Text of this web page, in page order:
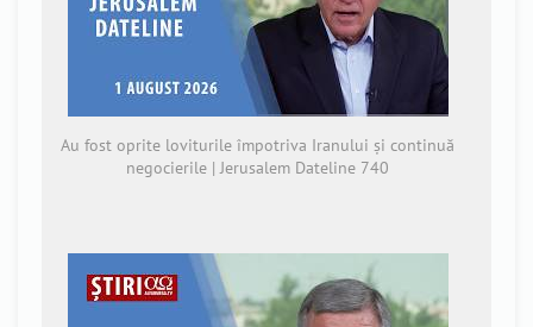
Au fost oprite loviturile împotriva Iranului și continuă
negocierile | Jerusalem Dateline 740